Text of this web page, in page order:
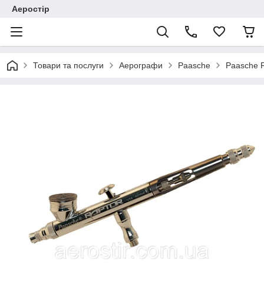
Аеростір
Товари та послуги Аерографи Paasche Paasche